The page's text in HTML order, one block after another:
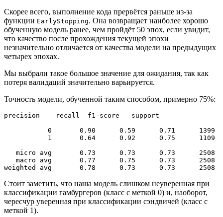
Скорее всего, выполнение кода прервётся раньше из-за
функции EarlyStopping. Она возвращает наиболее хорошо
обученную модель ранее, чем пройдёт 50 эпох, если увидит,
что качество после прохождения текущей эпохи
незначительно отличается от качества модели на предыдущих
четырех эпохах.
Мы выбрали такое большое значение для ожидания, так как
потеря валидаций значительно варьируется.
Точность модели, обученной таким способом, примерно 75%:
precision    recall  f1-score   support
weighted avg       0.78      0.73      0.73      2508
Стоит заметить, что наша модель слишком неуверенная при
классификации гамбургеров (класс с меткой 0) и, наоборот,
чересчур уверенная при классификации сэндвичей (класс с
меткой 1).